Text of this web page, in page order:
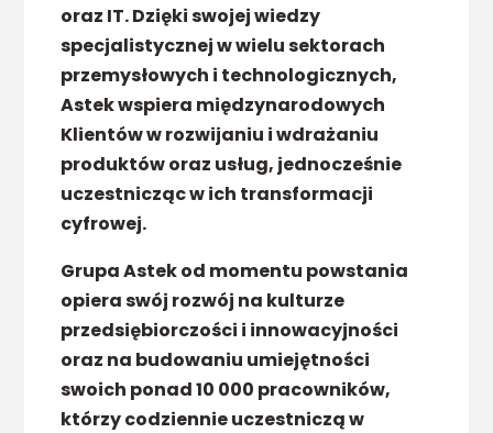
oraz IT. Dzięki swojej wiedzy
specjalistycznej w wielu sektorach
przemysłowych i technologicznych,
Astek wspiera międzynarodowych
Klientów w rozwijaniu i wdrażaniu
produktów oraz usług, jednocześnie
uczestnicząc w ich transformacji
cyfrowej.
Grupa Astek od momentu powstania
opiera swój rozwój na kulturze
przedsiębiorczości i innowacyjności
oraz na budowaniu umiejętności
swoich ponad 10 000 pracowników,
którzy codziennie uczestniczą w